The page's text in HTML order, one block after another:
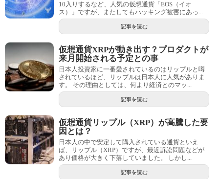
10入りするなど、人気の仮想通貨「EOS（イオ
ス）」ですが、またしてもハッキング被害にあっ...
記事を読む
仮想通貨XRPが動き出す？プロダクトが
来月開始される予定との事
日本人投資家に一番愛されているのはリップルと噂
されているほど、リップルは日本人に人気がありま
す。 その理由としては、何より経済とのマッ...
記事を読む
仮想通貨リップル（XRP）が高騰した要
因とは？
日本人の中で安定して購入されている通貨といえ
ば、リップル（XRP）ですが、最近訴訟問題などが
あり価格が大きく下落していました。 しかし...
記事を読む